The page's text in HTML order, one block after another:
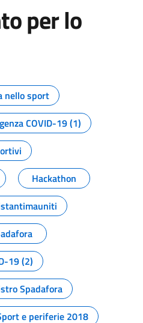
per lo
pagina
nello sport
COVID-19 (1)
Hackathon
19 (2)
Spadafora
e periferie 2018